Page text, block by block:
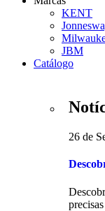
KENT
JBM
Catálogo
26 de